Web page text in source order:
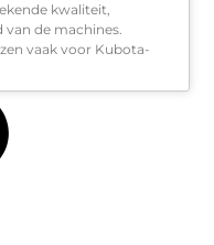
kwaliteit,
de machines.
vaak voor Kubota-